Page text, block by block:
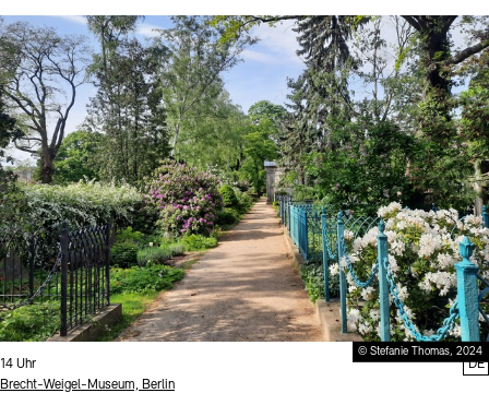
© Stefanie Thomas, 2024
Uhrzeit:
14 Uhr
Standort
Brecht-Weigel-Museum, Berlin
DE